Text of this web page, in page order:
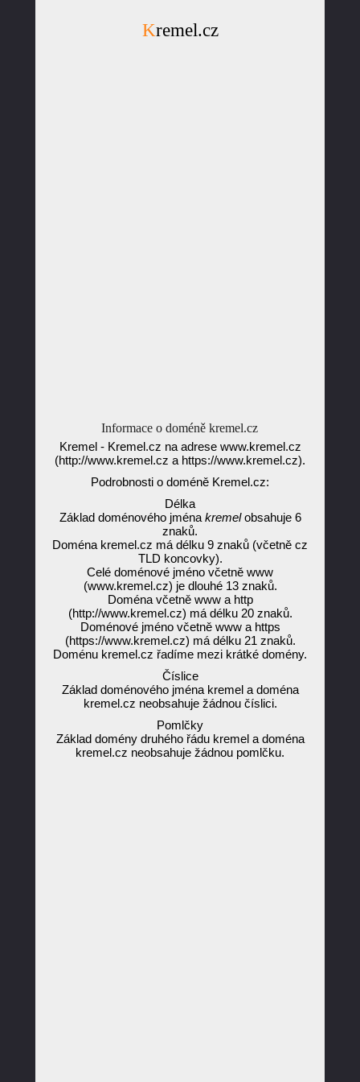
Kremel.cz
Informace o doméně kremel.cz
Kremel - Kremel.cz na adrese www.kremel.cz
(http://www.kremel.cz a https://www.kremel.cz).
Podrobnosti o doméně Kremel.cz:
Délka
Základ doménového jména kremelobsahuje 6
znaků.
Doména kremel.cz má délku 9 znaků (včetně cz
TLD koncovky).
Celé doménové jméno včetně www
(www.kremel.cz) je dlouhé 13 znaků.
Doména včetně www a http
(http://www.kremel.cz) má délku 20 znaků.
Doménové jméno včetně www a https
(https://www.kremel.cz) má délku 21 znaků.
Doménu kremel.cz řadíme mezi krátké domény.
Číslice
Základ doménového jména kremel a doména
kremel.cz neobsahuje žádnou číslici.
Pomlčky
Základ domény druhého řádu kremel a doména
kremel.cz neobsahuje žádnou pomlčku.